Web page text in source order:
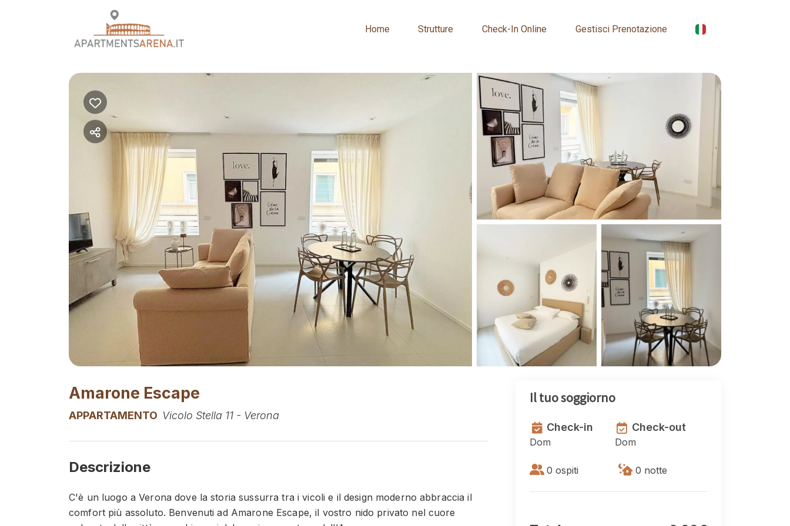
Home Strutture Check-In Online Gestisci Prenotazione
Amarone Escape
APPARTAMENTO Vicolo Stella 11 - Verona
Descrizione
C'è un luogo a Verona dove la storia sussurra tra i vicoli e il design moderno abbraccia il
comfort più assoluto. Benvenuti ad Amarone Escape, il vostro nido privato nel cuore
Il tuo soggiorno
Check-in
Dom
Check-out
Dom
0 ospiti 0 notte